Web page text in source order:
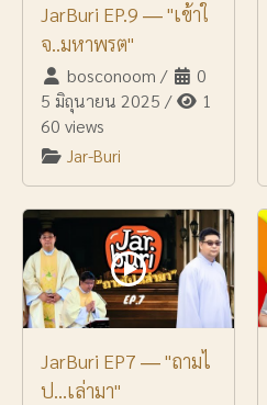
JarBuri EP.9 ― "เข้าใ
จ..มหาพรต"
bosconoom /
0
5 มิถุนายน 2025 /
1
60 views
Jar-Buri
JarBuri EP7 ― "ถามไ
ป...เล่ามา"